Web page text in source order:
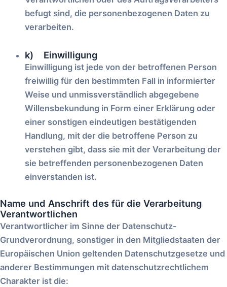
befugt sind, die personenbezogenen Daten zu
verarbeiten.
k) Einwilligung
Einwilligung ist jede von der betroffenen Person
freiwillig für den bestimmten Fall in informierter
Weise und unmissverständlich abgegebene
Willensbekundung in Form einer Erklärung oder
einer sonstigen eindeutigen bestätigenden
Handlung, mit der die betroffene Person zu
verstehen gibt, dass sie mit der Verarbeitung der
sie betreffenden personenbezogenen Daten
einverstanden ist.
Name und Anschrift des für die Verarbeitung
Verantwortlichen
Verantwortlicher im Sinne der Datenschutz-
Grundverordnung, sonstiger in den Mitgliedstaaten der
Europäischen Union geltenden Datenschutzgesetze und
anderer Bestimmungen mit datenschutzrechtlichem
Charakter ist die: